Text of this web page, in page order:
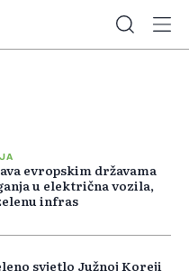
evropskim državama
u električna vozila,
infras
svjetlo Južnoj Koreji